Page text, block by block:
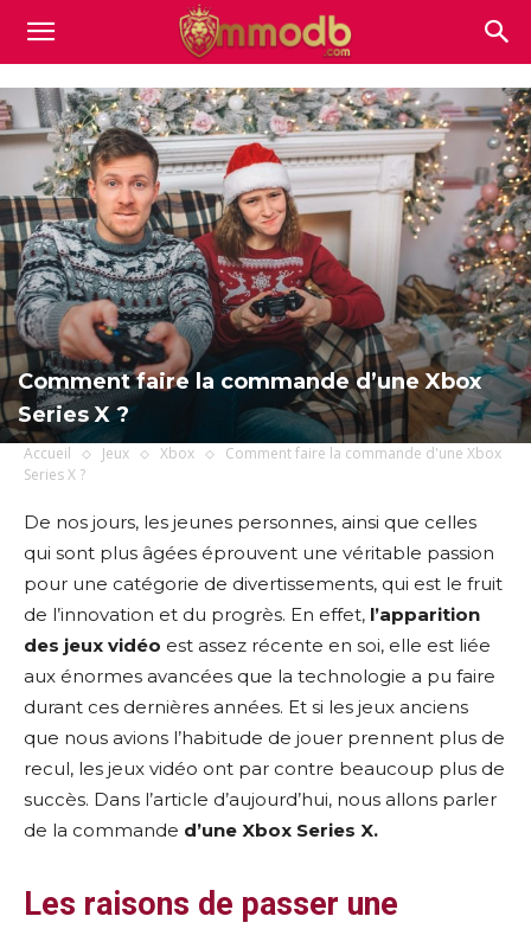
Mmodb.com
Comment faire la commande d’une Xbox
Series X ?
Accueil Jeux Xbox
Comment faire la commande d'une Xbox
Series X ?
De nos jours, les jeunes personnes, ainsi que celles
qui sont plus âgées éprouvent une véritable passion
pour une catégorie de divertissements, qui est le fruit
de l’innovation et du progrès. En effet, l’apparition
des jeux vidéo est assez récente en soi, elle est liée
aux énormes avancées que la technologie a pu faire
durant ces dernières années. Et si les jeux anciens
que nous avions l’habitude de jouer prennent plus de
recul, les jeux vidéo ont par contre beaucoup plus de
succès. Dans l’article d’aujourd’hui, nous allons parler
de la commande d’une Xbox Series X.
Les raisons de passer une